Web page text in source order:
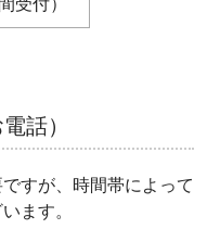
話）
すが、時間帯によって
ます。